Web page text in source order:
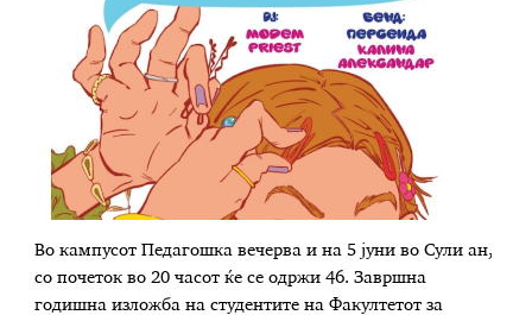
Во кампусот Педагошка вечерва и на 5 јуни во Сули ан,
со почеток во 20 часот ќе се одржи 46. Завршна
годишна изложба на студентите на Факултетот за